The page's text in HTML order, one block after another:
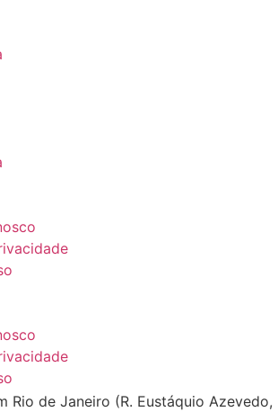
Rio de Janeiro (R. Eustáquio Azevedo,